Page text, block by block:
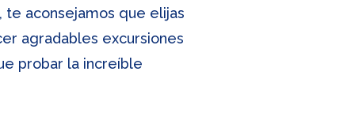
te aconsejamos que elijas
agradables excursiones
probar la increíble